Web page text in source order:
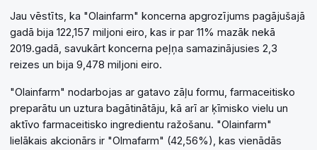
Jau vēstīts, ka "Olainfarm" koncerna apgrozījums pagājušajā
gadā bija 122,157 miljoni eiro, kas ir par 11% mazāk nekā
2019.gadā, savukārt koncerna peļņa samazinājusies 2,3
reizes un bija 9,478 miljoni eiro.
"Olainfarm" nodarbojas ar gatavo zāļu formu, farmaceitisko
preparātu un uztura bagātinātāju, kā arī ar ķīmisko vielu un
aktīvo farmaceitisko ingredientu ražošanu. "Olainfarm"
lielākais akcionārs ir "Olmafarm" (42,56%), kas vienādās